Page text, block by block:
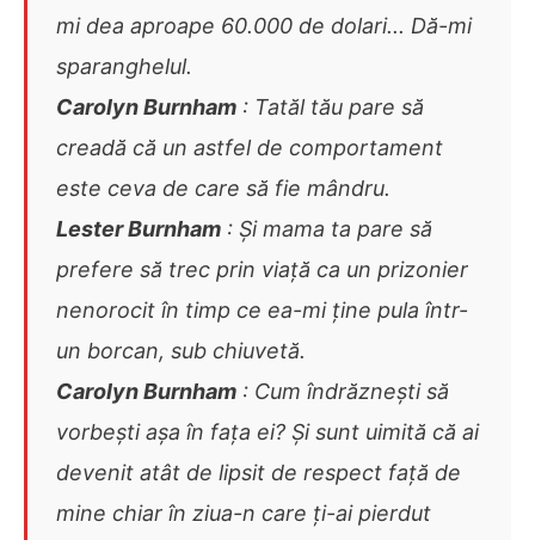
mi dea aproape 60.000 de dolari... Dă-mi
sparanghelul.
Carolyn Burnham : Tatăl tău pare să
creadă că un astfel de comportament
este ceva de care să fie mândru.
Lester Burnham : Și mama ta pare să
prefere să trec prin viață ca un prizonier
nenorocit în timp ce ea-mi ține pula într-
un borcan, sub chiuvetă.
Carolyn Burnham : Cum îndrăznești să
vorbești așa în fața ei? Și sunt uimită că ai
devenit atât de lipsit de respect față de
mine chiar în ziua-n care ți-ai pierdut